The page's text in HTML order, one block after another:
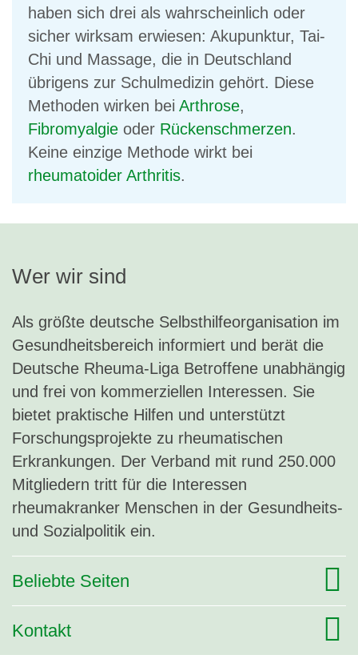
haben sich drei als wahrscheinlich oder
sicher wirksam erwiesen: Akupunktur, Tai-
Chi und Massage, die in Deutschland
übrigens zur Schulmedizin gehört. Diese
Methoden wirken bei Arthrose,
Fibromyalgie oder Rückenschmerzen.
Keine einzige Methode wirkt bei
rheumatoider Arthritis.
Wer wir sind
Als größte deutsche Selbsthilfeorganisation im
Gesundheitsbereich informiert und berät die
Deutsche Rheuma-Liga Betroffene unabhängig
und frei von kommerziellen Interessen. Sie
bietet praktische Hilfen und unterstützt
Forschungsprojekte zu rheumatischen
Erkrankungen. Der Verband mit rund 250.000
Mitgliedern tritt für die Interessen
rheumakranker Menschen in der Gesundheits-
und Sozialpolitik ein.
Beliebte Seiten
Kontakt